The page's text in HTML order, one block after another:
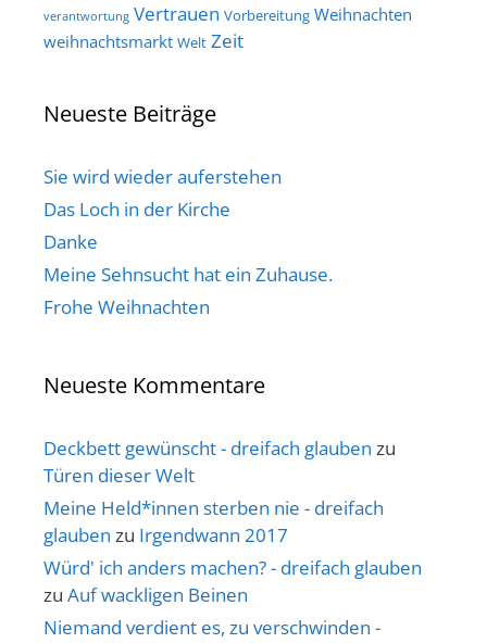
verantwortung Vertrauen Vorbereitung Weihnachten
weihnachtsmarkt Welt Zeit
Neueste Beiträge
Sie wird wieder auferstehen
Das Loch in der Kirche
Danke
Meine Sehnsucht hat ein Zuhause.
Frohe Weihnachten
Neueste Kommentare
Deckbett gewünscht - dreifach glauben zu
Türen dieser Welt
Meine Held*innen sterben nie - dreifach
glauben zu Irgendwann 2017
Würd' ich anders machen? - dreifach glauben
zu Auf wackligen Beinen
Niemand verdient es, zu verschwinden -